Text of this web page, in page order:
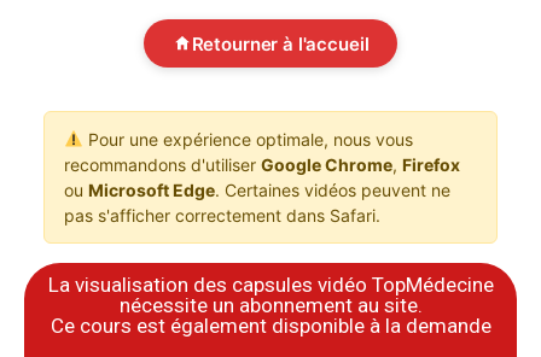
Retourner à l'accueil
Pour une expérience optimale, nous vous
recommandons d'utiliser Google Chrome, Firefox
ou Microsoft Edge. Certaines vidéos peuvent ne
pas s'afficher correctement dans Safari.
La visualisation des capsules vidéo TopMédecine
nécessite un abonnement au site.
​Ce cours est également disponible à la demande